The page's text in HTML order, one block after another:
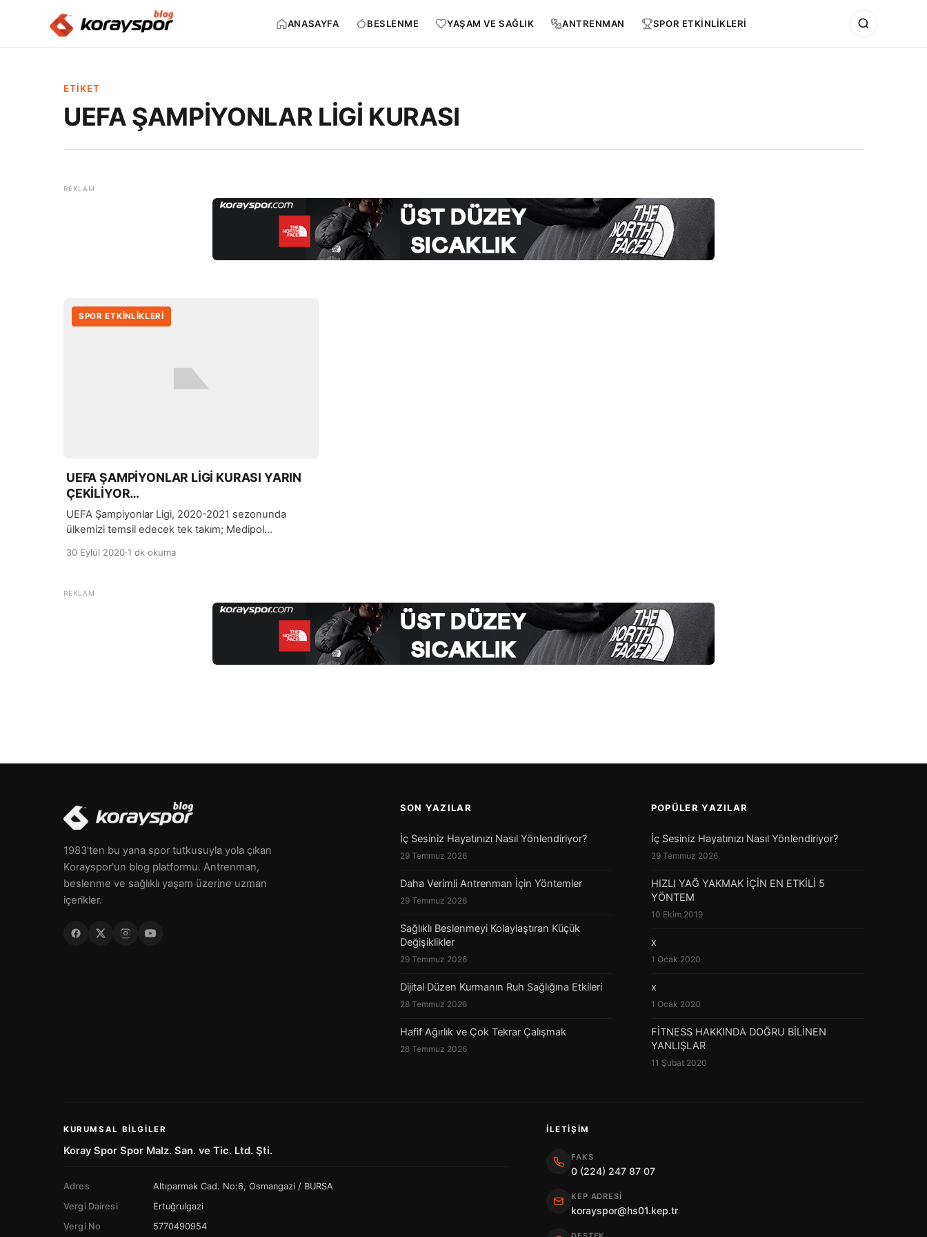
ANASAYFA BESLENME YAŞAM VE SAĞLIK ANTRENMAN SPOR ETKİNLİKLERİ
ETIKET
UEFA ŞAMPİYONLAR LİGİ KURASI
SPOR ETKİNLİKLERİ
UEFA ŞAMPİYONLAR LİGİ KURASI YARIN
ÇEKİLİYOR…
UEFA Şampiyonlar Ligi, 2020-2021 sezonunda
ülkemizi temsil edecek tek takım; Medipol
sezonunu şampiyon olarak kapatan turuncu-
dahil olmaya hak kazanmıştı.
30 Eylül 2020·1 dk okuma
1983'ten bu yana spor tutkusuyla yola çıkan
Korayspor'un blog platformu. Antrenman,
beslenme ve sağlıklı yaşam üzerine uzman
içerikler.
SON YAZILAR
İç Sesiniz Hayatınızı Nasıl Yönlendiriyor?
29 Temmuz 2026
Daha Verimli Antrenman İçin Yöntemler
29 Temmuz 2026
Sağlıklı Beslenmeyi Kolaylaştıran Küçük
Değişiklikler
29 Temmuz 2026
Dijital Düzen Kurmanın Ruh Sağlığına Etkileri
28 Temmuz 2026
Hafif Ağırlık ve Çok Tekrar Çalışmak
28 Temmuz 2026
POPÜLER YAZILAR
İç Sesiniz Hayatınızı Nasıl Yönlendiriyor?
29 Temmuz 2026
HIZLI YAĞ YAKMAK İÇİN EN ETKİLİ 5
YÖNTEM
10 Ekim 2019
x
1 Ocak 2020
x
1 Ocak 2020
FİTNESS HAKKINDA DOĞRU BİLİNEN
YANLIŞLAR
11 Şubat 2020
KURUMSAL BILGILER
Koray Spor Spor Malz. San. ve Tic. Ltd. Şti.
Adres
Altıparmak Cad. No:6, Osmangazi / BURSA
Vergi Dairesi
Ertuğrulgazi
Vergi No
5770490954
İLETIŞIM
FAKS
0 (224) 247 87 07
KEP ADRESI
korayspor@hs01.kep.tr